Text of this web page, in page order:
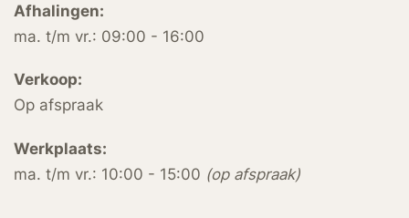
Afhalingen:
ma. t/m vr.: 09:00 - 16:00
Verkoop:
Op afspraak
Werkplaats:
ma. t/m vr.: 10:00 - 15:00 (op afspraak)